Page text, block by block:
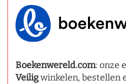
Boekenwereld.com: onze
Veiligwinkelen, bestellen